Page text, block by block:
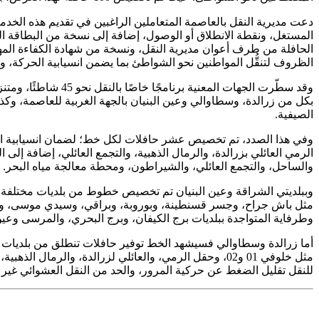
دعت مديرية النقل بالعاصمة المتعاملين الراغبين في تقديم هذه
المستغل، ونقطة الانطلاق أو الوصول، إضافة إلى نسخة من
الحافلة من طرف أعوان مديرية النقل، ونسخة من شهادة الكفاءة
الظروف لتنقُّل المواطنين نحو الشواطئ بما يضمن انسيابية
وقد سطّرت الجهات
بكل من زرالدة، وسطاوالي وعين البنيان بالجهة الغربية
الصيفية.
الرمي العائلي بزرالدة، والرمال الذهبية، والتجمع العائلي،
والساحل، والتجمع العائلي، والشيراطون، ومحطة معالجة مياه البحر.
وببلديتي الشراقة وعين البنيان تم تخصيص خطوط من بلديات مختلفة
وطرفاية المتواجدة ببلديات برج الكيفان، وبرج البحري، والمرسى
أما زرالدة وسطاوالي فسيشهد الخط توفير حافلات تنطلق من بلديات
مثل خلوفي 01 و02، وحقل الرمي، والعائلي
للنقل تقليل الضغط عن حركية المرور، والحد من النقل العشوائي